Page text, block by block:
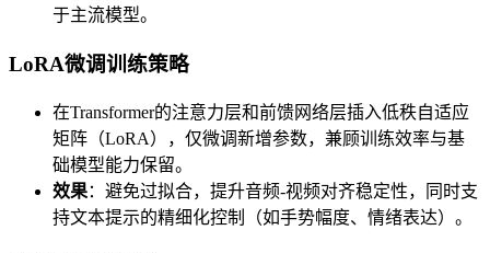
于主流模型。
LoRA微调训练策略
在Transformer的注意力层和前馈网络层插入低秩自适应
矩阵（LoRA），仅微调新增参数，兼顾训练效率与基
础模型能力保留。
效果：避免过拟合，提升音频-视频对齐稳定性，同时支
持文本提示的精细化控制（如手势幅度、情绪表达）。